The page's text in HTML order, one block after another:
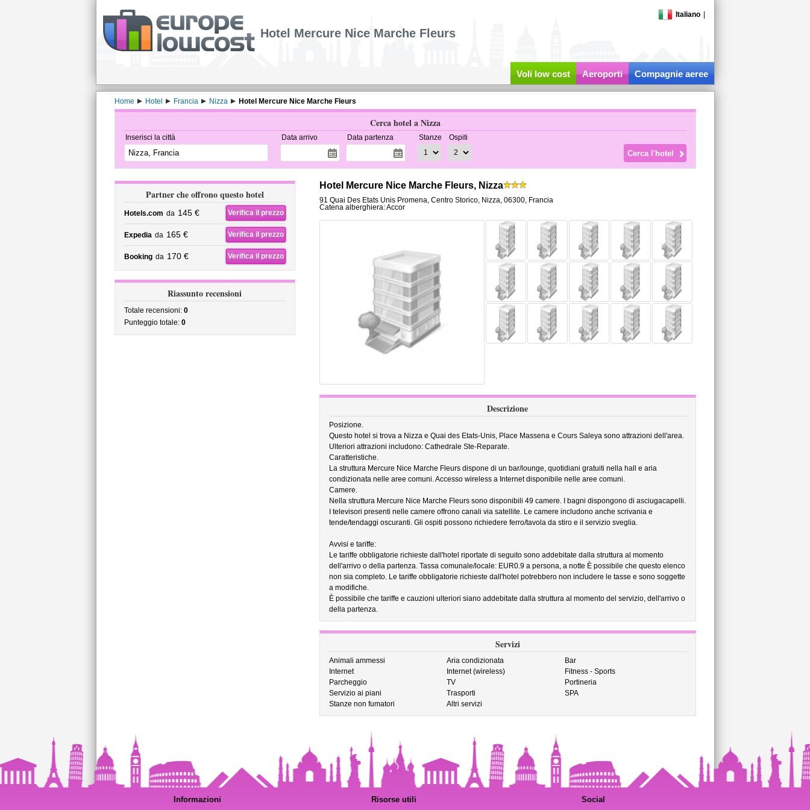
Italiano
Hotel Mercure Nice Marche Fleurs
Voli low cost Aeroporti Compagnie aeree
Home Hotel Francia Nizza Hotel Mercure Nice Marche Fleurs
Cerca hotel a Nizza
Inserisci la città Data arrivo Data partenza Stanze Ospiti
Partner che offrono questo hotel
Hotels.com da 145 € Verifica il prezzo
Expedia da 165 € Verifica il prezzo
Booking da 170 € Verifica il prezzo
Riassunto recensioni
Totale recensioni: 0
Punteggio totale: 0
Hotel Mercure Nice Marche Fleurs, Nizza
91 Quai Des Etats Unis Promena, Centro Storico, Nizza, 06300, Francia
Catena alberghiera: Accor
Descrizione
Posizione.
Questo hotel si trova a Nizza e Quai des Etats-Unis, Place Massena e Cours Saleya sono attrazioni dell'area.
Ulteriori attrazioni includono: Cathedrale Ste-Reparate.
Caratteristiche.
La struttura Mercure Nice Marche Fleurs dispone di un bar/lounge, quotidiani gratuiti nella hall e aria
condizionata nelle aree comuni. Accesso wireless a Internet disponibile nelle aree comuni.
Camere.
Nella struttura Mercure Nice Marche Fleurs sono disponibili 49 camere. I bagni dispongono di asciugacapelli.
I televisori presenti nelle camere offrono canali via satellite. Le camere includono anche scrivania e
tende/tendaggi oscuranti. Gli ospiti possono richiedere ferro/tavola da stiro e il servizio sveglia.
Avvisi e tariffe:
Le tariffe obbligatorie richieste dall'hotel riportate di seguito sono addebitate dalla struttura al momento
dell'arrivo o della partenza. Tassa comunale/locale: EUR0.9 a persona, a notte È possibile che questo elenco
non sia completo. Le tariffe obbligatorie richieste dall'hotel potrebbero non includere le tasse e sono soggette
a modifiche.
È possibile che tariffe e cauzioni ulteriori siano addebitate dalla struttura al momento del servizio, dell'arrivo o
della partenza.
Servizi
Animali ammessi Aria condizionata
Bar
Internet
Internet (wireless)
Fitness - Sports
Parcheggio
TV
Portineria
Servizio ai piani
Trasporti
SPA
Stanze non fumatori
Altri servizi
Informazioni Risorse utili Social